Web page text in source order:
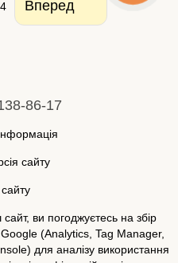
Вперед
86-17
сайту
ви погоджуєтесь на збір
(Analytics, Tag Manager,
для аналізу використання